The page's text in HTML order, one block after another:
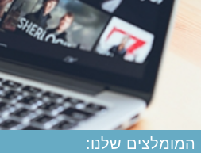
המומלצים שלנו: